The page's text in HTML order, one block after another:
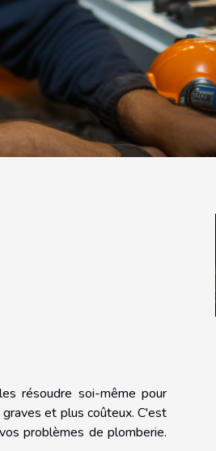
résoudre soi-même pour
et plus coûteux. C'est
problèmes de plomberie.